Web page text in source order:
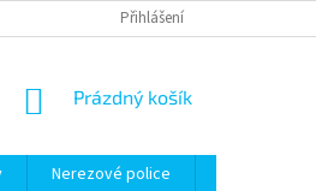
Přihlášení
NÁKUPNÍ
Prázdný košík
Nerezové police